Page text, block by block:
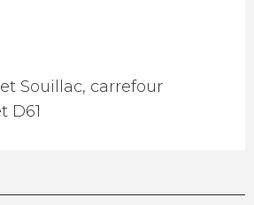
Souillac, carrefour
D61